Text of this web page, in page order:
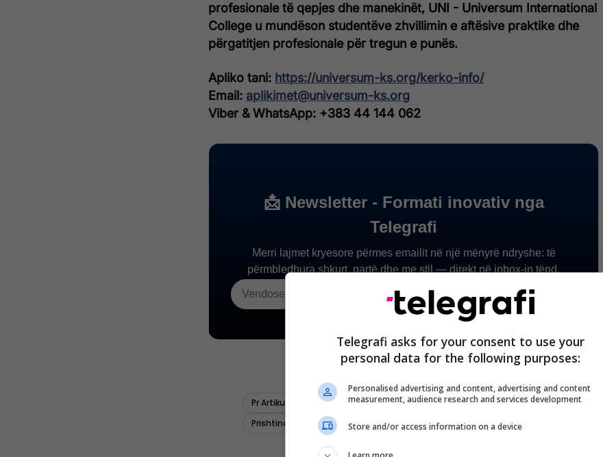
profesionale të qepjes dhe manekinët, UNI - Universum International
College u mundëson studentëve zhvillimin e aftësive praktike dhe
përgatitjen profesionale për tregun e punës.
Apliko tani: https://universum-ks.org/kerko-info/
Email: aplikimet@universum-ks.org
Viber & WhatsApp: +383 44 144 062
Telegrafi asks for your consent to use your
personal data for the following purposes:
Personalised advertising and content, advertising and content
measurement, audience research and services development
Store and/or access information on a device